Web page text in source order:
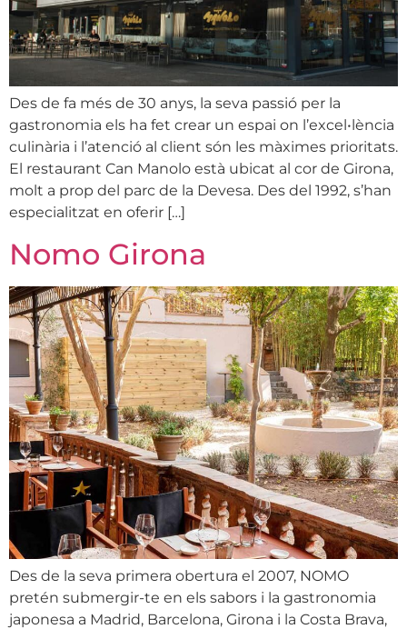
Des de fa més de 30 anys, la seva passió per la
gastronomia els ha fet crear un espai on l’excel•lència
culinària i l’atenció al client són les màximes prioritats.
El restaurant Can Manolo està ubicat al cor de Girona,
molt a prop del parc de la Devesa. Des del 1992, s’han
especialitzat en oferir […]
Nomo Girona
Des de la seva primera obertura el 2007, NOMO
pretén submergir-te en els sabors i la gastronomia
japonesa a Madrid, Barcelona, Girona i la Costa Brava,